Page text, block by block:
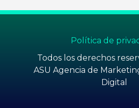
Política de
Todos los derechos
ASU Agencia de
Digital